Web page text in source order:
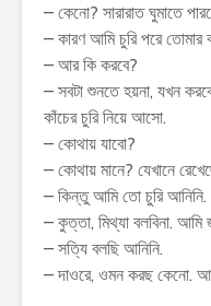
– কেনো? সারারাত ঘুমাতে
– কারণ আমি চুরি পরে তোমার
– আর কি করবে?
– সবটা শুনতে হয়না, যখন
কাঁচের চুরি নিয়ে আসো.
– কোথায় যাবো?
– কোথায় মানে? যেখানে
– কিন্তু আমি তো চুরি আনিনি.
– কুত্তা, মিথ্যা বলবিনা. আমি
– সত্যি বলছি আনিনি.
– দাওরে, ওমন করছ কেনো.